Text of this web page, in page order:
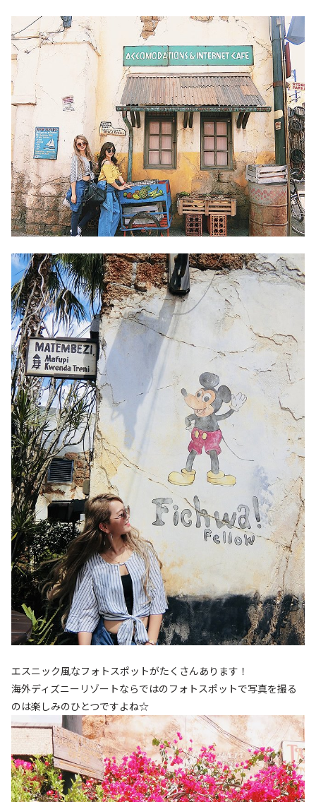
エスニック風なフォトスポットがたくさんあります！
海外ディズニーリゾートならではのフォトスポットで写真を撮る
のは楽しみのひとつですよね☆